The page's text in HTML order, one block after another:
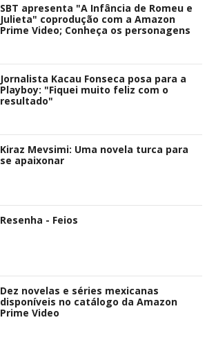
SBT apresenta "A Infância de Romeu e
Julieta" coprodução com a Amazon
Prime Video; Conheça os personagens
Jornalista Kacau Fonseca posa para a
Playboy: "Fiquei muito feliz com o
resultado"
Kiraz Mevsimi: Uma novela turca para
se apaixonar
Resenha - Feios
Dez novelas e séries mexicanas
disponíveis no catálogo da Amazon
Prime Video